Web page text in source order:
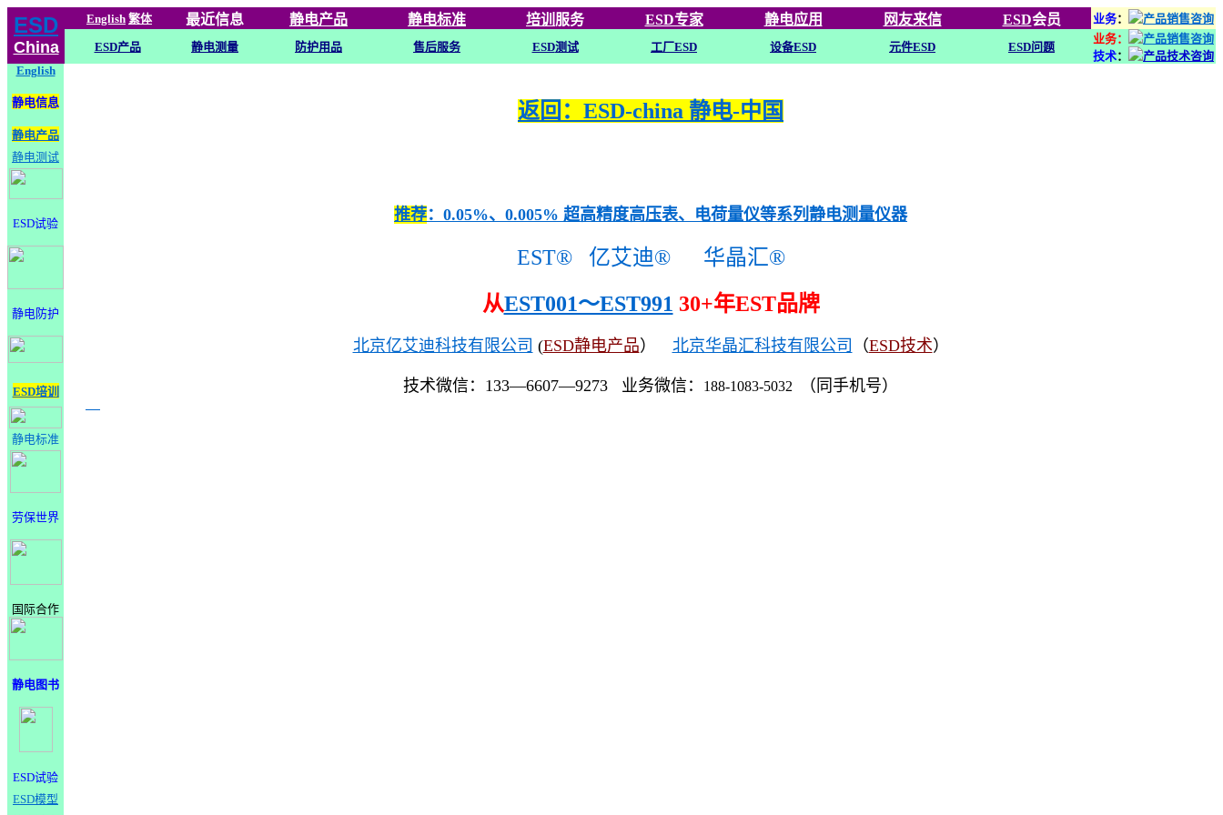
ESD
China
English 繁体 最近信息 静电产品 静电标准 培训 服务 ESD专家 静电应用 网友来信 ESD会员 业务：
ESD产品 静电测量 防护用品 售后服务 ESD测试 工厂ESD 设备ESD 元件ESD ESD问题
业务：
技术：
English
静电信息
静电产品
静电测试
ESD试验
静电防护
ESD培训
静电标准
劳保世界
国际合作
静电图书
ESD试验
ESD模型
返回：ESD-china 静电-中国
推荐：0.05%、0.005% 超高精度高压表、电荷量仪等系列静电测量仪器
EST® 亿艾迪®
华晶汇®
从EST001～EST991 30+年EST品牌
北京亿艾迪科技有限公司 (ESD静电产品） 北京华晶汇科技有限公司 （ESD技术）
技术微信：133—6607—9273 业务微信： 188-1083-5032 （同手机号）